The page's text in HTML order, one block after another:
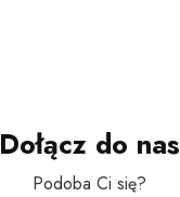
Dołącz do nas
Podoba Ci się?